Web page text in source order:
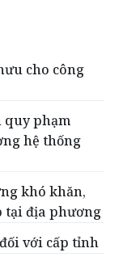
cho công
quy phạm
hệ thống
khó khăn,
tại địa phương
với cấp tỉnh